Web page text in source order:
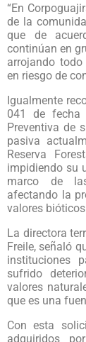
“En
de la
que de
continúan en
arrojando
en riesgo de
Igualmente
041 de fecha
Preventiva de
pasiva
Reserva
impidiendo su
marco de
afectando la
valores
La directora
Freile, señaló
instituciones
sufrido
valores
que es una
Con esta
adquiridos